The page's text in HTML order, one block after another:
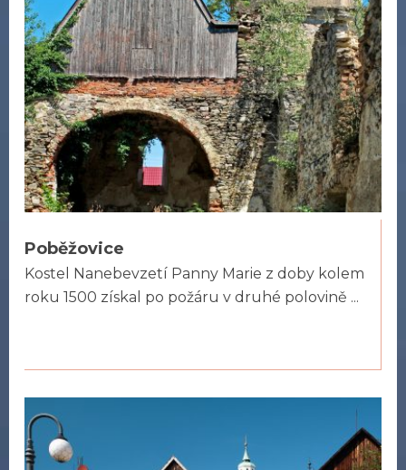
Poběžovice
Kostel Nanebevzetí Panny Marie z doby kolem
roku 1500 získal po požáru v druhé polovině ...